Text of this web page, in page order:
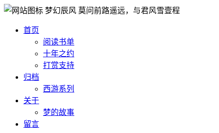
梦幻辰风 莫问前路遥远，与君风雪壹程
首页
阅读书单
十年之约
打赏支持
归档
西游系列
关于
梦的故事
留言